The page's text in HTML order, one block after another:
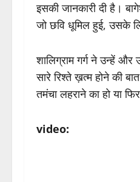
इसकी जानकारी दी है।
जो छवि धूमिल हुई, उसके
शालिग्राम गर्ग ने उन्हें
सारे रिश्ते ख़त्म होने की
तमंचा लहराने का हो या
video: